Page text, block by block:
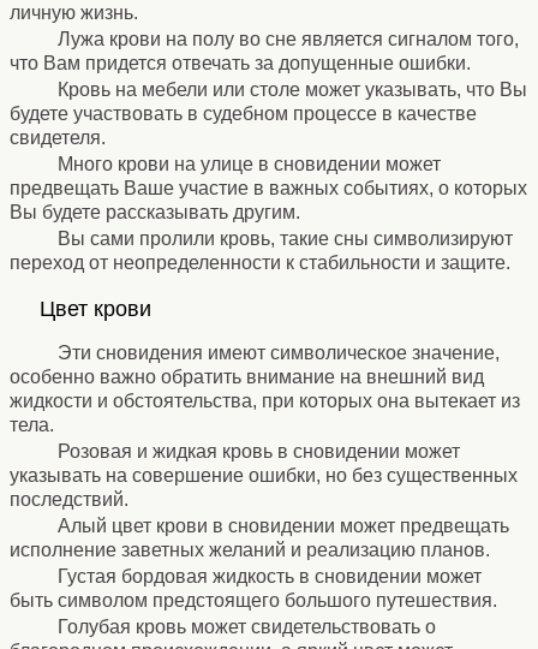
личную жизнь.
Лужа крови на полу во сне является сигналом того,
что Вам придется отвечать за допущенные ошибки.
Кровь на мебели или столе может указывать, что Вы
будете участвовать в судебном процессе в качестве
свидетеля.
Много крови на улице в сновидении может
предвещать Ваше участие в важных событиях, о которых
Вы будете рассказывать другим.
Вы сами пролили кровь, такие сны символизируют
переход от неопределенности к стабильности и защите.
Цвет крови
Эти сновидения имеют символическое значение,
особенно важно обратить внимание на внешний вид
жидкости и обстоятельства, при которых она вытекает из
тела.
Розовая и жидкая кровь в сновидении может
указывать на совершение ошибки, но без существенных
последствий.
Алый цвет крови в сновидении может предвещать
исполнение заветных желаний и реализацию планов.
Густая бордовая жидкость в сновидении может
быть символом предстоящего большого путешествия.
Голубая кровь может свидетельствовать о